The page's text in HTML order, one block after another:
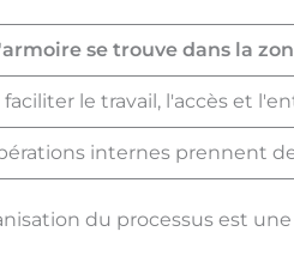
se trouve dans la
faciliter le travail, l'accès et
internes prennent
du processus est